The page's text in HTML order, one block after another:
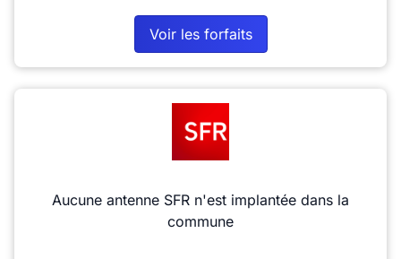
Voir les forfaits
Aucune antenne SFR n'est implantée dans la
commune